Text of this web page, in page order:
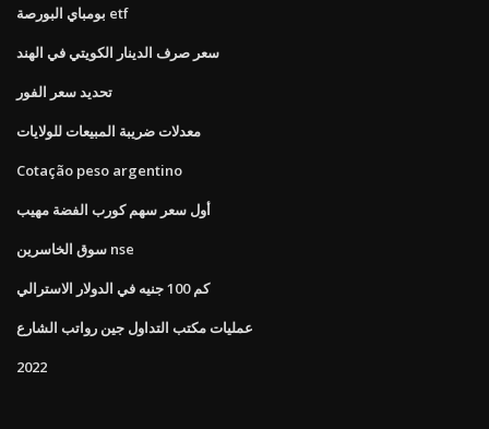
بومباي البورصة etf
سعر صرف الدينار الكويتي في الهند
تحديد سعر الفور
معدلات ضريبة المبيعات للولايات
Cotação peso argentino
أول سعر سهم كورب الفضة مهيب
سوق الخاسرين nse
كم 100 جنيه في الدولار الاسترالي
عمليات مكتب التداول جين رواتب الشارع
2022